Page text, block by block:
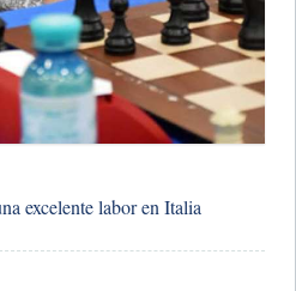
excelente labor en Italia